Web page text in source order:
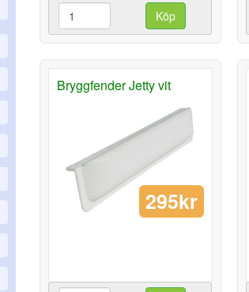
Köp
Bryggfender Jetty vit
295kr